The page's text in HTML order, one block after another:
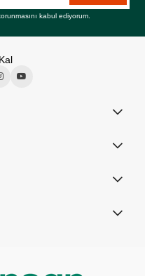
kabul ediyorum.